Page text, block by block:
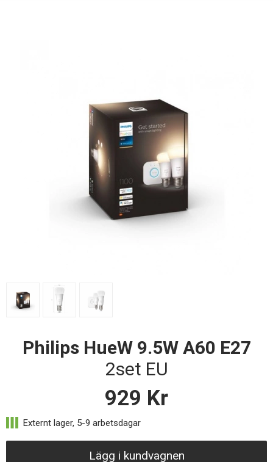
Philips HueW 9.5W A60 E27
2set EU
929 Kr
Lägg i kundvagnen